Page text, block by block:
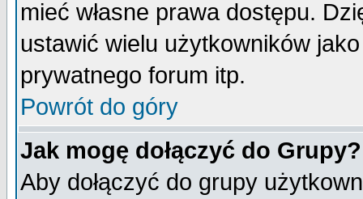
mieć własne prawa dostępu.
ustawić wielu użytkowników
prywatnego forum itp.
Powrót do góry
Jak mogę dołączyć do Grupy?
Aby dołączyć do grupy